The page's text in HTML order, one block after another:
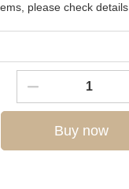
please check details.
Buy now